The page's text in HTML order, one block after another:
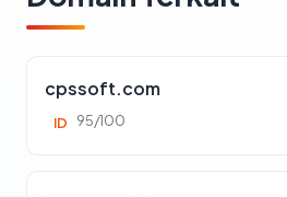
cpssoft.com
ID 95/100